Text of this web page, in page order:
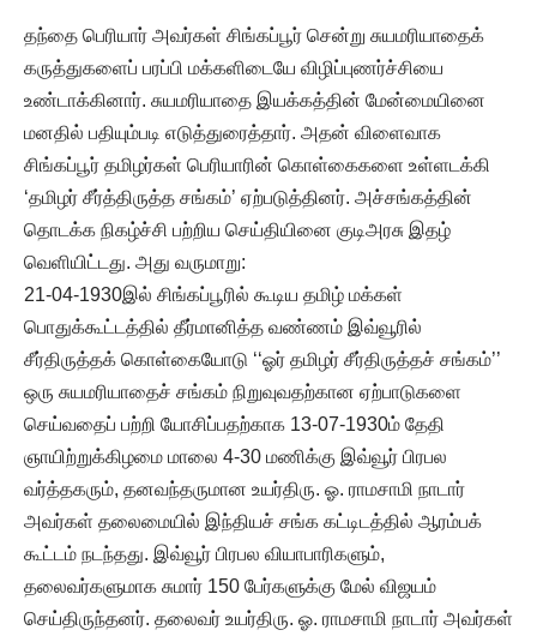
தந்தை பெரியார் அவர்கள் சிங்கப்பூர் சென்று சுயமரியாதைக்
கருத்துகளைப் பரப்பி மக்களிடையே விழிப்புணர்ச்சியை
உண்டாக்கினார். சுயமரியாதை இயக்கத்தின் மேன்மையினை
மனதில் பதியும்படி எடுத்துரைத்தார். அதன் விளைவாக
சிங்கப்பூர் தமிழர்கள் பெரியாரின் கொள்கைகளை உள்ளடக்கி
‘தமிழர் சீர்த்திருத்த சங்கம்’ ஏற்படுத்தினர். அச்சங்கத்தின்
தொடக்க நிகழ்ச்சி பற்றிய செய்தியினை குடிஅரசு இதழ்
வெளியிட்டது. அது வருமாறு:
21-04-1930இல் சிங்கப்பூரில் கூடிய தமிழ் மக்கள்
பொதுக்கூட்டத்தில் தீர்மானித்த வண்ணம் இவ்வூரில்
சீர்திருத்தக் கொள்கையோடு ‘‘ஓர் தமிழர் சீர்திருத்தச் சங்கம்’’
ஒரு சுயமரியாதைச் சங்கம் நிறுவுவதற்கான ஏற்பாடுகளை
செய்வதைப் பற்றி யோசிப்பதற்காக 13-07-1930ம் தேதி
ஞாயிற்றுக்கிழமை மாலை 4-30 மணிக்கு இவ்வூர் பிரபல
வர்த்தகரும், தனவந்தருமான உயர்திரு. ஓ. ராமசாமி நாடார்
அவர்கள் தலைமையில் இந்தியச் சங்க கட்டிடத்தில் ஆரம்பக்
கூட்டம் நடந்தது. இவ்வூர் பிரபல வியாபாரிகளும்,
தலைவர்களுமாக சுமார் 150 பேர்களுக்கு மேல் விஜயம்
செய்திருந்தனர். தலைவர் உயர்திரு. ஓ. ராமசாமி நாடார் அவர்கள்